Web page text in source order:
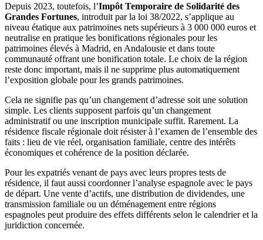
Depuis 2023, toutefois, l’Impôt Temporaire de Solidarité des
Grandes Fortunes, introduit par la loi 38/2022, s’applique au
niveau étatique aux patrimoines nets supérieurs à 3 000 000 euros et
neutralise en pratique les bonifications régionales pour les
patrimoines élevés à Madrid, en Andalousie et dans toute
communauté offrant une bonification totale. Le choix de la région
reste donc important, mais il ne supprime plus automatiquement
l’exposition globale pour les grands patrimoines.
Cela ne signifie pas qu’un changement d’adresse soit une solution
simple. Les clients supposent parfois qu’un changement
administratif ou une inscription municipale suffit. Rarement. La
résidence fiscale régionale doit résister à l’examen de l’ensemble des
faits : lieu de vie réel, organisation familiale, centre des intérêts
économiques et cohérence de la position déclarée.
Pour les expatriés venant de pays avec leurs propres tests de
résidence, il faut aussi coordonner l’analyse espagnole avec le pays
de départ. Une vente d’actifs, une distribution de dividendes, une
transmission familiale ou un déménagement entre régions
espagnoles peut produire des effets différents selon le calendrier et la
juridiction concernée.